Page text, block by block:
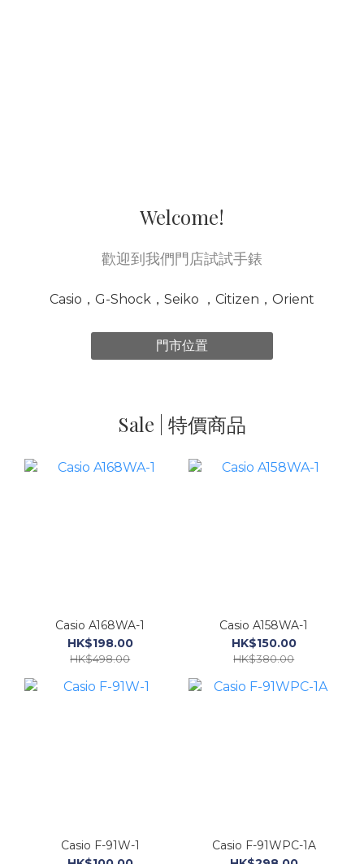
Welcome!
歡迎到我們門店試試手錶
Casio，G-Shock，Seiko ，Citizen，Orient
門市位置
Sale | 特價商品
Casio A168WA-1
HK$198.00
HK$498.00
Casio A158WA-1
HK$150.00
HK$380.00
Casio F-91W-1
Casio F-91WPC-1A